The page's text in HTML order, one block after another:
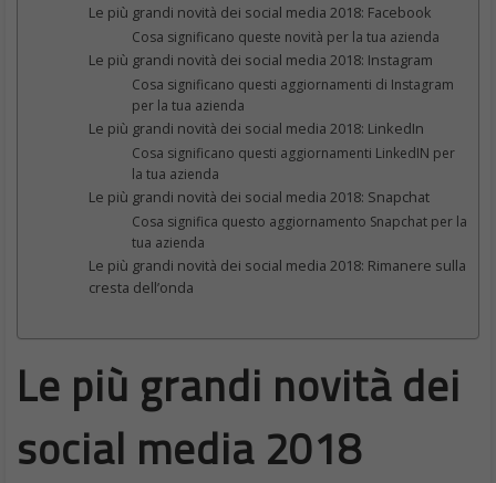
Le più grandi novità dei social media 2018: Facebook
Cosa significano queste novità per la tua azienda
Le più grandi novità dei social media 2018: Instagram
Cosa significano questi aggiornamenti di Instagram
per la tua azienda
Le più grandi novità dei social media 2018: LinkedIn
Cosa significano questi aggiornamenti LinkedIN per
la tua azienda
Le più grandi novità dei social media 2018: Snapchat
Cosa significa questo aggiornamento Snapchat per la
tua azienda
Le più grandi novità dei social media 2018: Rimanere sulla
cresta dell’onda
Le più grandi novità dei
social media 2018